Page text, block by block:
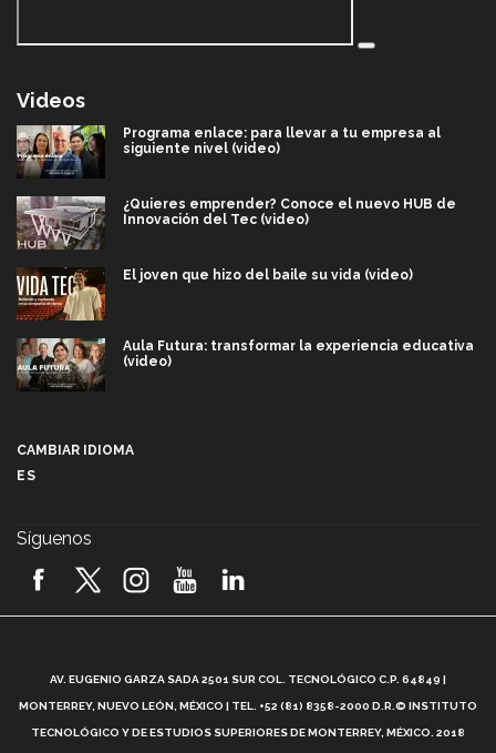
Videos
Programa enlace: para llevar a tu empresa al
siguiente nivel (video)
¿Quieres emprender? Conoce el nuevo HUB de
Innovación del Tec (video)
El joven que hizo del baile su vida (video)
Aula Futura: transformar la experiencia educativa
(video)
2026! (video)
¿Cómo es el Modelo Educativo Tec? (video)
CAMBIAR IDIOMA
ES
Síguenos
AV. EUGENIO GARZA SADA 2501 SUR COL. TECNOLÓGICO C.P. 64849 |
MONTERREY, NUEVO LEÓN, MÉXICO | TEL. +52 (81) 8358-2000 D.R.© INSTITUTO
TECNOLÓGICO Y DE ESTUDIOS SUPERIORES DE MONTERREY, MÉXICO. 2018